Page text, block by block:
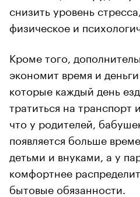
снизить уровень
физическое и
Кроме того,
экономит время и
которые каждый день
тратиться на транспорт
что у родителей,
появляется больше
детьми и внуками, а у
комфортнее
бытовые обязанности.